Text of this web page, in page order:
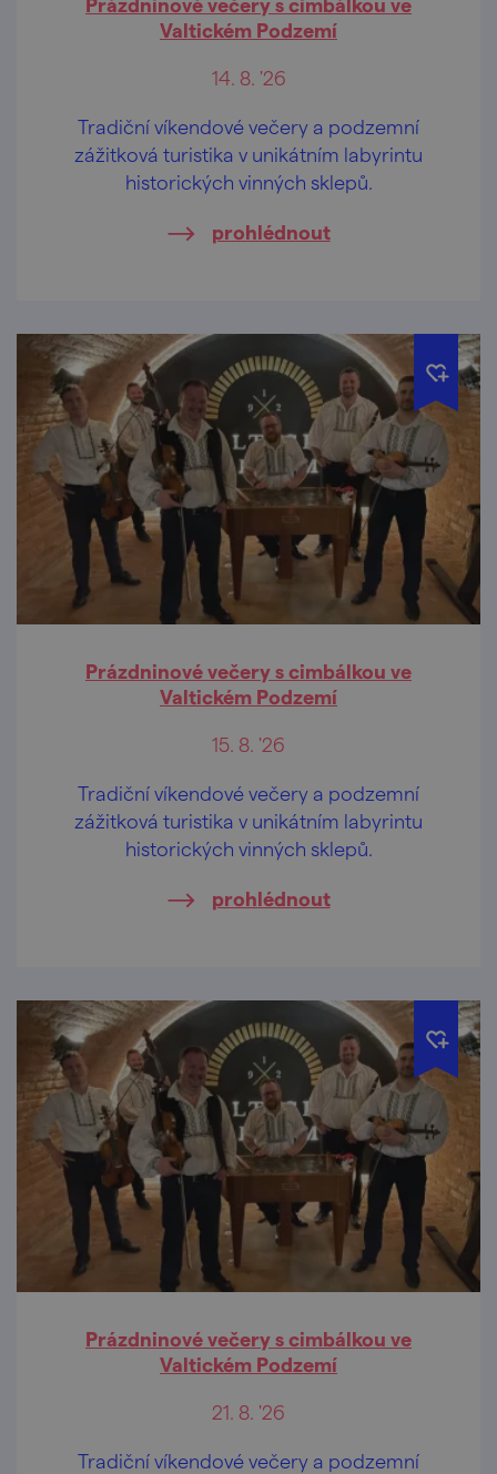
Valtickém Podzemí
14. 8. '26
Tradiční víkendové večery a podzemní
zážitková turistika v unikátním labyrintu
historických vinných sklepů.
prohlédnout
Prázdninové večery s cimbálkou ve
Valtickém Podzemí
15. 8. '26
Tradiční víkendové večery a podzemní
zážitková turistika v unikátním labyrintu
historických vinných sklepů.
prohlédnout
Prázdninové večery s cimbálkou ve
Valtickém Podzemí
21. 8. '26
Tradiční víkendové večery a podzemní